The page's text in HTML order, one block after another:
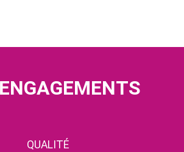
QUALITÉ